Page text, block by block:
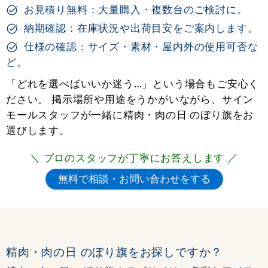
お見積り無料：大量購入・複数台のご検討に。
納期確認：在庫状況や出荷目安をご案内します。
仕様の確認：サイズ・素材・屋内外の使用可否な
ど。
「どれを選べばいいか迷う…」という場合もご安心く
ださい。 掲示場所や用途をうかがいながら、サイン
モールスタッフが一緒に精肉・肉の日 のぼり旗をお
選びします。
＼ プロのスタッフが丁寧にお答えします ／
精肉・肉の日 のぼり旗をお探しですか？